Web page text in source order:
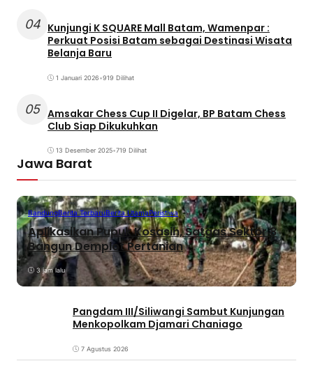
04 Kunjungi K SQUARE Mall Batam, Wamenpar :
Perkuat Posisi Batam sebagai Destinasi Wisata
Belanja Baru
1 Januari 2026•919 Dilihat
05 Amsakar Chess Cup II Digelar, BP Batam Chess
Club Siap Dikukuhkan
13 Desember 2025•719 Dilihat
Jawa Barat
BandungBerita TerbaruBerita UtamaPeristiwa
Aplikasikan Pupuk Kosasih, Satgas Sektor 8
Bangun Demplot Pertanian
3 jam lalu
Pangdam III/Siliwangi Sambut Kunjungan
Menkopolkam Djamari Chaniago
7 Agustus 2026